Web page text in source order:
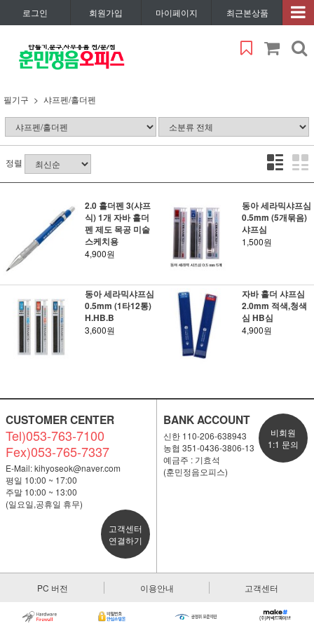
로그인 회원가입 마이페이지 최근본상품
필기구 샤프펜/홀더펜
정렬
2.0 홀더펜 3(샤프
식) 1개 자바 홀더
펜 제도 목공 미술
스케치용
4,900원
동아 세라믹샤프심
0.5mm (5개묶음)
샤프심
1,500원
동아 세라믹샤프심
0.5mm (1타12통)
H.HB.B
3,600원
자바 홀더 샤프심
2.0mm 적색,청색
심 HB심
4,900원
CUSTOMER CENTER
Tel)053-763-7100
Fex)053-765-7337
E-Mail:kihyoseok@naver.com
평일 10:00 ~ 17:00
주말 10:00 ~ 13:00
(일요일,공휴일 휴무)
고객센터
연결하기
BANK ACCOUNT
신한 110-206-638943
농협 351-0436-3806-13
예금주 : 기효석
(훈민정음오피스)
비회원
1:1 문의
PC 버전 이용안내 고객센터